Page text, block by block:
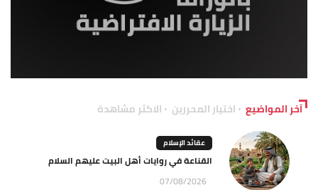
آخر المواضيع اختيار المحررين الاكثر مشاهدة
عقائد الإسلام
القناعة في روايات أهل البيت عليهم السلام
07/08/2026